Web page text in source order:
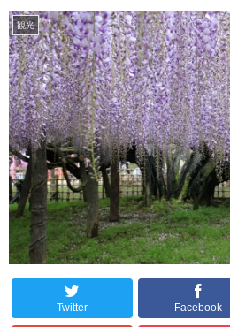
観光
Twitter Facebook